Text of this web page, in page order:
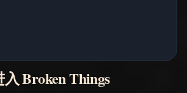
入 Broken Things